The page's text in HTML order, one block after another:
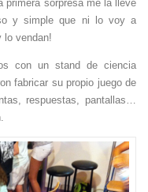
primera sorpresa me la llevé
y simple que ni lo voy a
lo vendan!
con un stand de ciencia
fabricar su propio juego de
respuestas, pantallas…